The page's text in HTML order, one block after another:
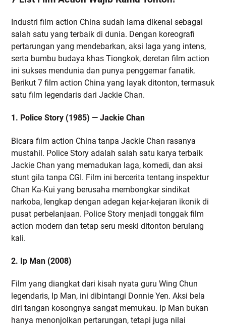
Industri film action China sudah lama dikenal sebagai
salah satu yang terbaik di dunia. Dengan koreografi
pertarungan yang mendebarkan, aksi laga yang intens,
serta bumbu budaya khas Tiongkok, deretan film action
ini sukses mendunia dan punya penggemar fanatik.
Berikut 7 film action China yang layak ditonton, termasuk
satu film legendaris dari Jackie Chan.
1. Police Story (1985) — Jackie Chan
Bicara film action China tanpa Jackie Chan rasanya
mustahil. Police Story adalah salah satu karya terbaik
Jackie Chan yang memadukan laga, komedi, dan aksi
stunt gila tanpa CGI. Film ini bercerita tentang inspektur
Chan Ka-Kui yang berusaha membongkar sindikat
narkoba, lengkap dengan adegan kejar-kejaran ikonik di
pusat perbelanjaan. Police Story menjadi tonggak film
action modern dan tetap seru meski ditonton berulang
kali.
2. Ip Man (2008)
Film yang diangkat dari kisah nyata guru Wing Chun
legendaris, Ip Man, ini dibintangi Donnie Yen. Aksi bela
diri tangan kosongnya sangat memukau. Ip Man bukan
hanya menonjolkan pertarungan, tetapi juga nilai